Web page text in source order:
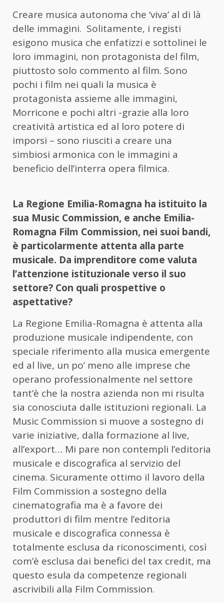
Creare musica autonoma che ‘viva’ al di là
delle immagini. Solitamente, i registi
esigono musica che enfatizzi e sottolinei le
loro immagini, non protagonista del film,
piuttosto solo commento al film. Sono
pochi i film nei quali la musica è
protagonista assieme alle immagini,
Morricone e pochi altri -grazie alla loro
creatività artistica ed al loro potere di
imporsi – sono riusciti a creare una
simbiosi armonica con le immagini a
beneficio dell’interra opera filmica.
La Regione Emilia-Romagna ha istituito la
sua Music Commission, e anche Emilia-
Romagna Film Commission, nei suoi bandi,
è particolarmente attenta alla parte
musicale. Da imprenditore come valuta
l’attenzione istituzionale verso il suo
settore? Con quali prospettive o
aspettative?
La Regione Emilia-Romagna è attenta alla
produzione musicale indipendente, con
speciale riferimento alla musica emergente
ed al live, un po’ meno alle imprese che
operano professionalmente nel settore
tant’è che la nostra azienda non mi risulta
sia conosciuta dalle istituzioni regionali. La
Music Commission si muove a sostegno di
varie iniziative, dalla formazione al live,
all’export… Mi pare non contempli l’editoria
musicale e discografica al servizio del
cinema. Sicuramente ottimo il lavoro della
Film Commission a sostegno della
cinematografia ma è a favore dei
produttori di film mentre l’editoria
musicale e discografica connessa è
totalmente esclusa da riconoscimenti, così
com’è esclusa dai benefici del tax credit, ma
questo esula da competenze regionali
ascrivibili alla Film Commission.